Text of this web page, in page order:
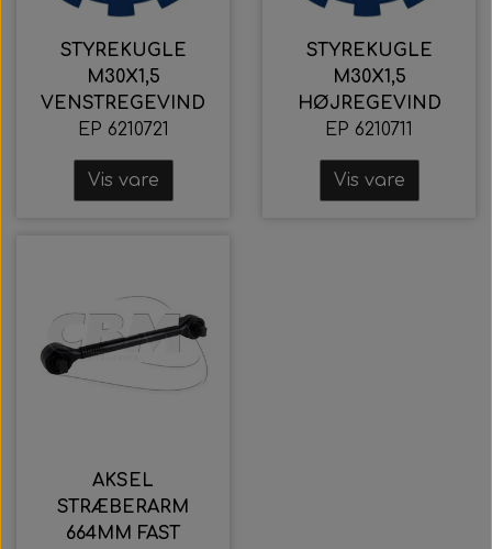
STYREKUGLE
M30X1,5
VENSTREGEVIND
EP 6210721
Vis vare
STYREKUGLE
M30X1,5
HØJREGEVIND
EP 6210711
Vis vare
AKSEL
STRÆBERARM
664MM FAST